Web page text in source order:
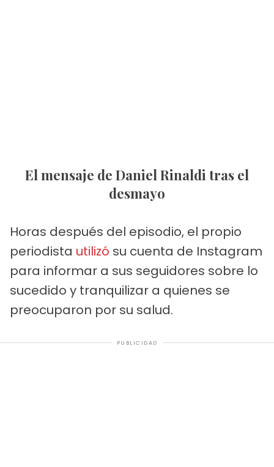
El mensaje de Daniel Rinaldi tras el
desmayo
Horas después del episodio, el propio
periodista utilizó su cuenta de Instagram
para informar a sus seguidores sobre lo
sucedido y tranquilizar a quienes se
preocuparon por su salud.
PUBLICIDAD